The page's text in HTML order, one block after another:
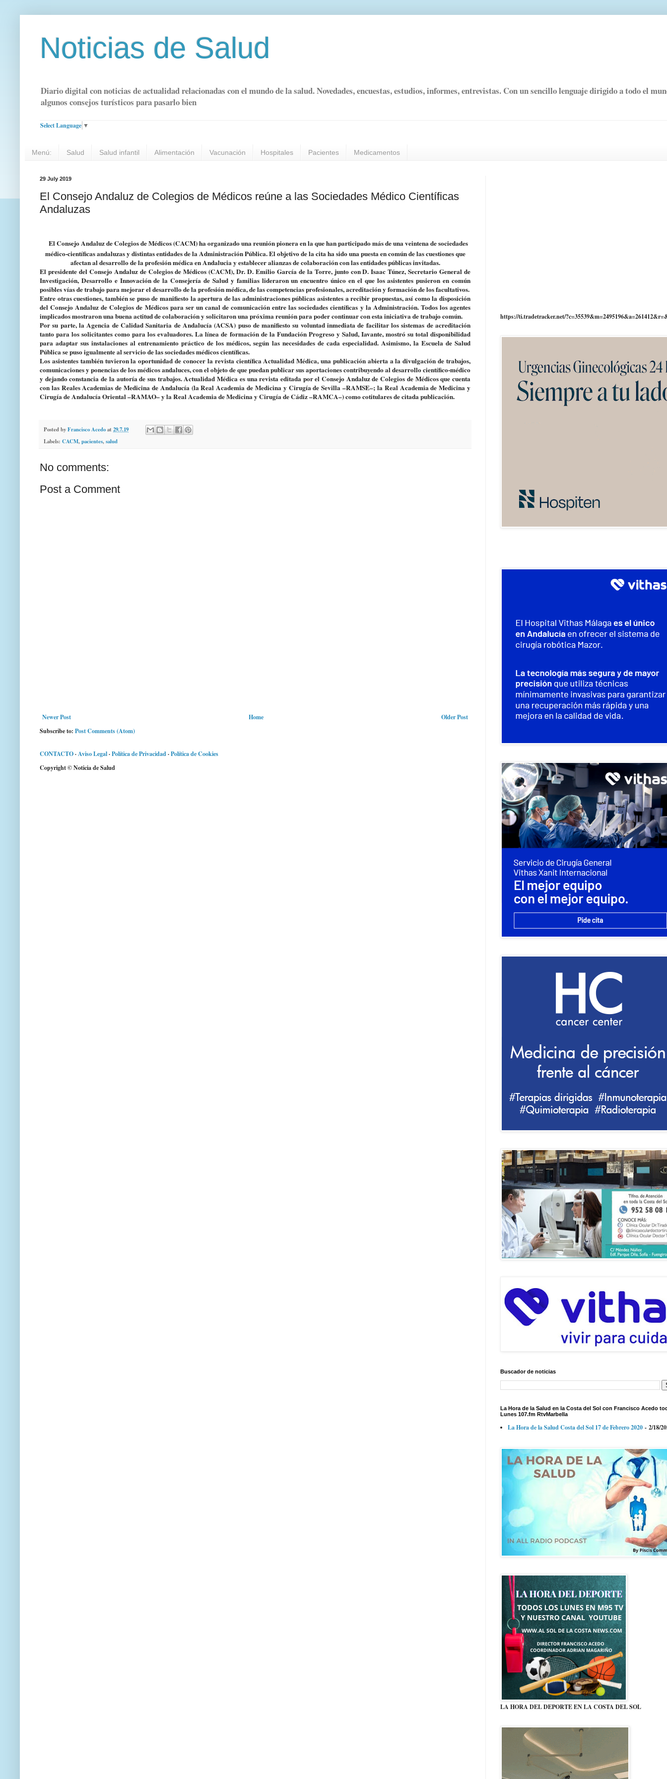
Noticias de Salud
Diario digital con noticias de actualidad relacionadas con el mundo de la salud. Novedades, encuestas, estudios, informes, entrevistas. Con un sencillo lenguaje dirigido a todo el
algunos consejos turísticos para pasarlo bien
Select Language ▼
Menú: Salud Salud infantil Alimentación Vacunación Hospitales Pacientes Medicamentos
29 July 2019
El Consejo Andaluz de Colegios de Médicos reúne a las Sociedades Médico Científicas
Andaluzas
ElConsejo Andaluz de Colegios de Médicos (CACM)ha organizado una reunión pionera en la que han participado más de una veintena de sociedades
médico-científicas andaluzas y distintas entidades de la Administración Pública. El objetivo de la cita ha sido una puesta en común de las cuestiones que
afectan al desarrollo de la profesión médica en Andalucia y establecer alianzas de colaboración con las entidades públicas invitadas.
El presidente del Consejo Andaluz de Colegios de Médicos (CACM), Dr. D. Emilio García de la Torre, junto con D. Isaac Túnez, Secretario General de
Investigación, Desarrollo e Innovación de la Consejería de Salud y familias lideraron un encuentro único en el que los asistentes pusieron en común
posibles vías de trabajo para mejorar el desarrollo de la profesión médica, de las competencias profesionales, acreditación y formación de los facultativos.
Entre otras cuestiones, también se puso de manifiesto la apertura de las administraciones públicas asistentes a recibir propuestas, así como la disposición
del Consejo Andaluz de Colegios de Médicos para ser un canal de comunicación entre las sociedades científicas y la Administración. Todos los agentes
implicados mostraron una buena actitud de colaboración y solicitaron una próxima reunión para poder continuar con esta iniciativa de trabajo común.
Por su parte, laAgencia de Calidad Sanitaria de Andalucía (ACSA) puso de manifiesto su voluntad inmediata de facilitar los sistemas de acreditación
tanto para los solicitantes como para los evaluadores.La línea de formación de la Fundación Progreso y Salud, Iavante,mostró su total disponibilidad
para adaptar sus instalaciones al entrenamiento práctico de los médicos, según las necesidades de cada especialidad. Asimismo, la Escuela de Salud
Públicase puso igualmente al servicio de las sociedades médicos científicas.
Los asistentes también tuvieron la oportunidad de conocer la revista científica Actualidad Médica, una publicación abierta a la divulgación de trabajos,
comunicaciones y ponencias de los médicos andaluces, con el objeto de que puedan publicar sus aportaciones contribuyendo al desarrollo científico-médico
y dejando constancia de la autoría de sus trabajos. Actualidad Médica es una revista editada por el Consejo Andaluz de Colegios de Médicos que cuenta
con las Reales Academias de Medicina de Andalucía (la Real Academia de Medicina y Cirugía de Sevilla –RAMSE–; la Real Academia de Medicina y
Cirugía de Andalucía Oriental –RAMAO– y la Real Academia de Medicina y Cirugía de Cádiz –RAMCA–) como cotitulares de citada publicación.
Posted byFrancisco Acedoat 29.7.19
Labels: CACM,pacientes,salud
No comments:
Post a Comment
Newer Post Older Post
Home
Subscribe to: Post Comments (Atom)
CONTACTO·Aviso Legal·Política de Privacidad·Política de Cookies
Copyright © Noticia de Salud
https://ti.tradetracker.net/
Buscador de noticias
La Hora de la Salud en la Costa del Sol con Francisco Acedo
Lunes 107.fm RtvMarbella
La Hora de la Salud Costa del Sol 17 de Febrero 2020 - 2/18/
LA HORA DEL DEPORTE EN LA COSTA DEL SOL